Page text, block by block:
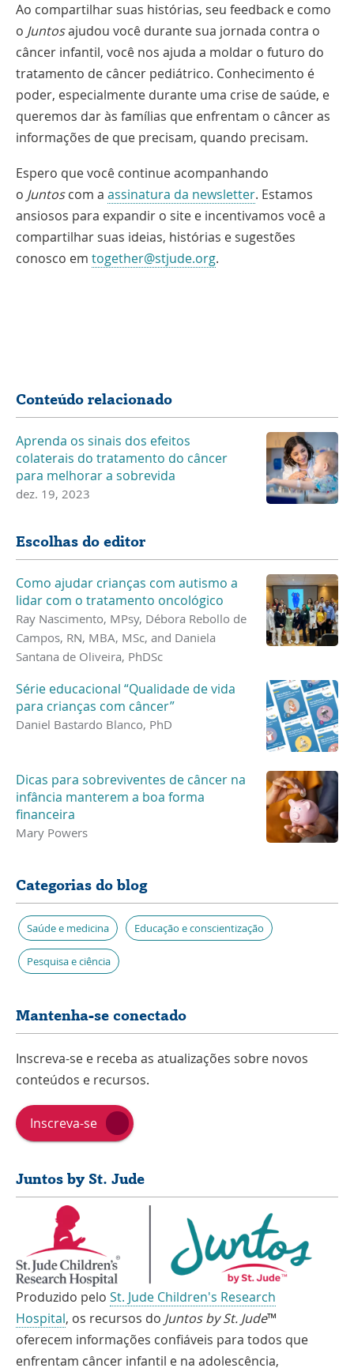
Ao compartilhar suas histórias, seu feedback e como
o Juntosajudou você durante sua jornada contra o
câncer infantil, você nos ajuda a moldar o futuro do
tratamento de câncer pediátrico. Conhecimento é
poder, especialmente durante uma crise de saúde, e
queremos dar às famílias que enfrentam o câncer as
informações de que precisam, quando precisam.
Espero que você continue acompanhando
o Juntoscom a assinatura da newsletter. Estamos
ansiosos para expandir o site e incentivamos você a
compartilhar suas ideias, histórias e sugestões
conosco em together@stjude.orgLink
.
Conteúdo relacionado
Aprenda os sinais dos efeitos
colaterais do tratamento do câncer
para melhorar a sobrevida
dez. 19, 2023
Escolhas do editor
Como ajudar crianças com autismo a
lidar com o tratamento oncológico
Ray Nascimento, MPsy, Débora Rebollo de
Campos, RN, MBA, MSc, and Daniela
Santana de Oliveira, PhDSc
Série educacional “Qualidade de vida
para crianças com câncer”
Daniel Bastardo Blanco, PhD
Dicas para sobreviventes de câncer na
infância manterem a boa forma
financeira
Mary Powers
Categorias do blog
Saúde e medicina Educação e conscientização
Pesquisa e ciência
Mantenha-se conectado
Inscreva-se e receba as atualizações sobre novos
conteúdos e recursos.
Inscreva-se
Juntos by St. Jude
Produzido pelo St. Jude Children's Research
Hospital, os recursos do Juntos by St. Jude™
oferecem informações confiáveis para todos que
enfrentam câncer infantil e na adolescência,